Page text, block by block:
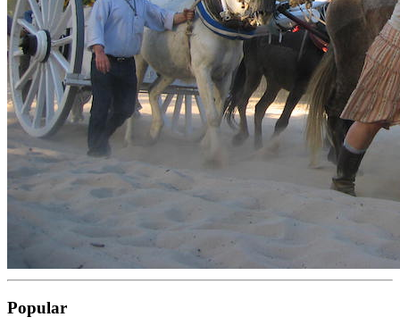
Popular